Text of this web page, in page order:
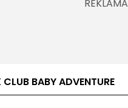
BABY ADVENTURE